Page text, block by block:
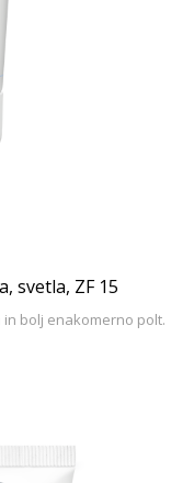
svetla, ZF 15
bolj enakomerno polt.